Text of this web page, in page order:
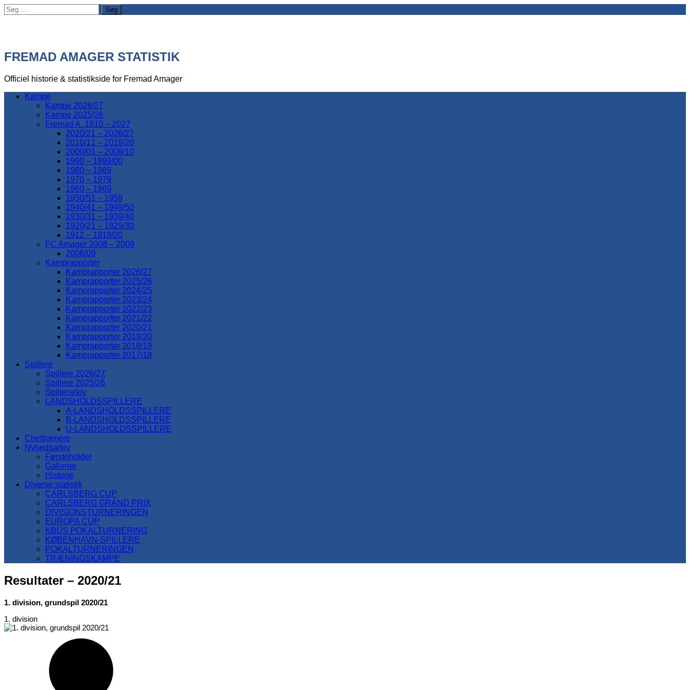
Søg
efter:
FREMAD AMAGER STATISTIK
Officiel historie & statistikside for Fremad Amager
Kampe
Kampe 2026/27
Kampe 2025/26
Fremad A. 1910 – 2027
2020/21 – 2026/27
2010/11 – 2019/20
2000/01 – 2009/10
1990 – 1999/00
1980 – 1989
1970 – 1979
1960 – 1969
1950/51 – 1959
1940/41 – 1949/50
1930/31 – 1939/40
1920/21 – 1929/30
1912 – 1919/20
FC Amager 2008 – 2009
2008/09
Kamprapporter
Kamprapporter 2026/27
Kamprapporter 2025/26
Kamprapporter 2024/25
Kamprapporter 2023/24
Kamprapporter 2022/23
Kamprapporter 2021/22
Kamprapporter 2020/21
Kamprapporter 2019/20
Kamprapporter 2018/19
Kamprapporter 2017/18
Spillere
Spillere 2026/27
Spillere 2025/26
Spillerarkiv
LANDSHOLDSSPILLERE
A-LANDSHOLDSSPILLERE
B-LANDSHOLDSSPILLERE
U-LANDSHOLDSSPILLERE
Cheftrænere
Nyhedsarkiv
Førsteholdet
Gallerier
Historie
Diverse statistik
CARLSBERG CUP
CARLSBERG GRAND PRIX
DIVISIONSTURNERINGEN
EUROPA CUP
KBUS POKALTURNERING
KØBENHAVN-SPILLERE
POKALTURNERINGEN
TRÆNINGSKAMPE
Resultater – 2020/21
1. division, grundspil 2020/21
1. division